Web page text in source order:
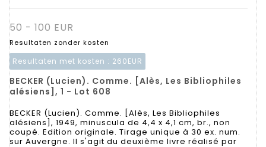
50 - 100 EUR
Resultaten zonder kosten
Resultaten met kosten : 260EUR
BECKER (Lucien). Comme. [Alès, Les Bibliophiles
alésiens], 1 - Lot 608
BECKER (Lucien). Comme. [Alès, Les Bibliophiles
alésiens], 1949, minuscula de 4,4 x 4,1 cm, br., non
coupé. Edition originale. Tirage unique à 30 ex. num.
sur Auvergne. Il s'agit du deuxième livre réalisé par